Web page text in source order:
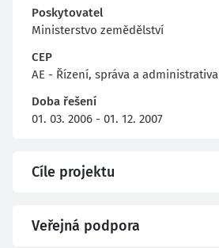
Poskytovatel
Ministerstvo zemědělství
CEP
AE - Řízení, správa a administrativa
Doba řešení
01. 03. 2006 - 01. 12. 2007
Cíle projektu
Veřejná podpora